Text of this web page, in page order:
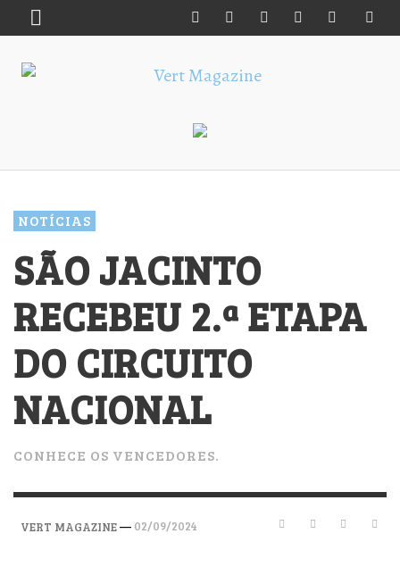
NOTÍCIAS
SÃO JACINTO
RECEBEU 2.ª ETAPA
DO CIRCUITO
NACIONAL
CONHECE OS VENCEDORES.
VERT MAGAZINE— 02/09/2024